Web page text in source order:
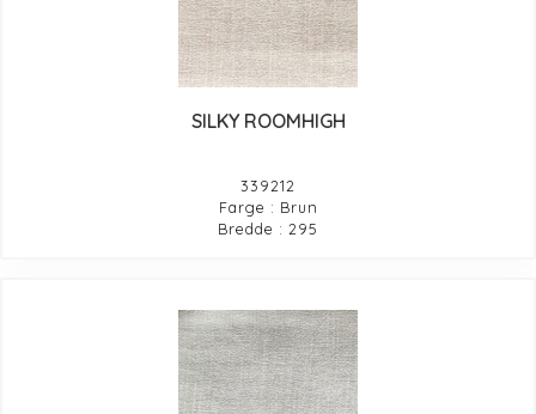
SILKY ROOMHIGH
339212
Farge : Brun
Bredde : 295